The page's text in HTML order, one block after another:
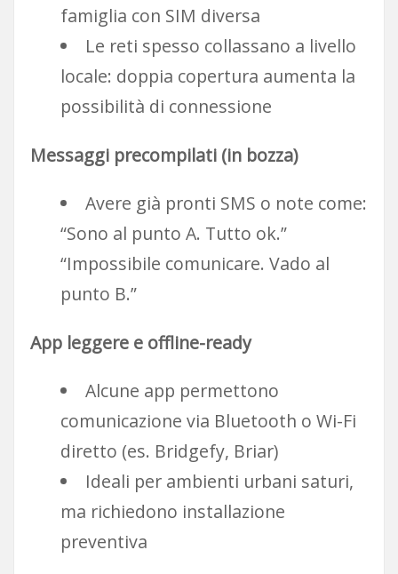
famiglia con SIM diversa
Le reti spesso collassano a livello
locale: doppia copertura aumenta la
possibilità di connessione
Messaggi precompilati (in bozza)
Avere già pronti SMS o note come:
“Sono al punto A. Tutto ok.”
“Impossibile comunicare. Vado al
punto B.”
App leggere e offline-ready
Alcune app permettono
comunicazione via Bluetooth o Wi-Fi
diretto (es. Bridgefy, Briar)
Ideali per ambienti urbani saturi,
ma richiedono installazione
preventiva